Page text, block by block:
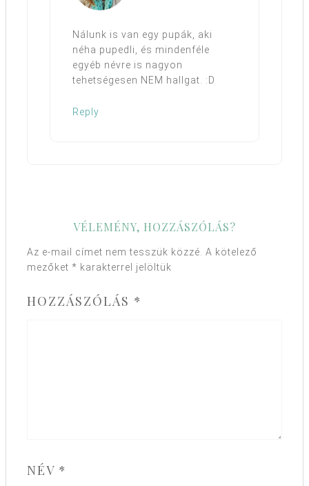
Nálunk is van egy pupák, aki
néha pupedli, és mindenféle
egyéb névre is nagyon
tehetségesen NEM hallgat. :D
Reply
VÉLEMÉNY, HOZZÁSZÓLÁS?
Az e-mail címet nem tesszük közzé. A kötelező
mezőket * karakterrel jelöltük
HOZZÁSZÓLÁS *
NÉV *